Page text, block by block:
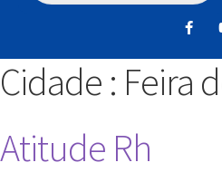
Cidade : Feira
Atitude Rh